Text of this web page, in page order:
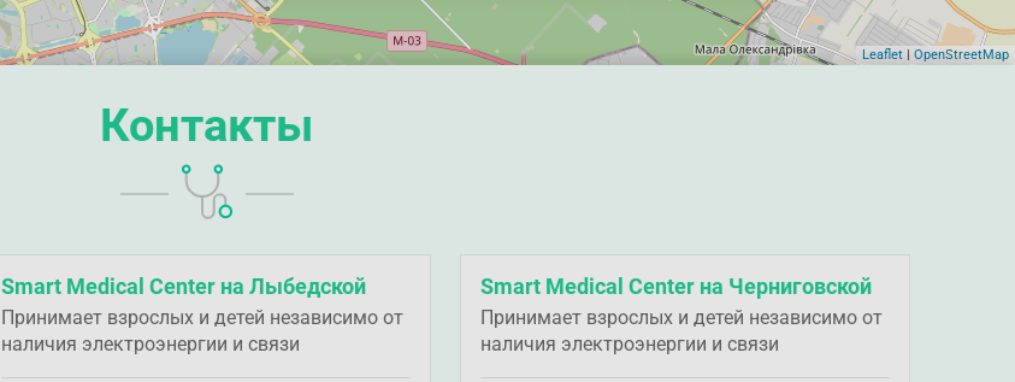
Leaflet OpenStreetMap
Контакты
Smart Medical Center на Лыбедской
Принимает взрослых и детей независимо от
наличия электроэнергии и связи
Smart Medical Center на Черниговской
Принимает взрослых и детей независимо от
наличия электроэнергии и связи